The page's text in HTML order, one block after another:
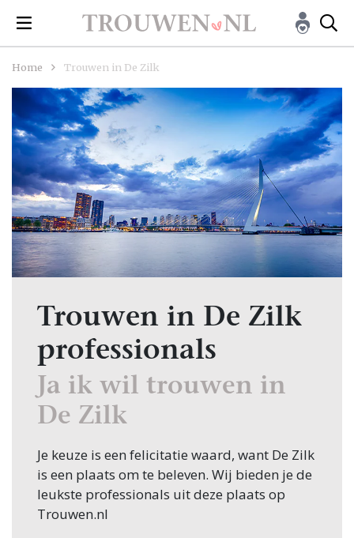
Home Trouwen in De Zilk
Trouwen in De Zilk
professionals
Ja ik wil trouwen in
De Zilk
Je keuze is een felicitatie waard, want De Zilk
is een plaats om te beleven. Wij bieden je de
leukste professionals uit deze plaats op
Trouwen.nl